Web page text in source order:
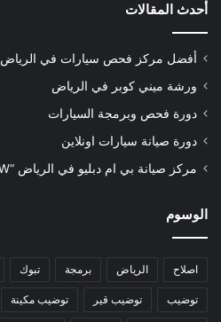
أحدث المقالات
أفضل مركز فحص سيارات في الرياض
ورشة ميني كوبر في الرياض
دورة فحص وبرمجة السيارات
دورة صيانة سيارات اونلاين
مركز صيانة بي ام دبليو في الرياض “BMW”
الوسوم
اصلاح الرياض برمجة تبوك
توضيب توضيب قير توضيب مكينة